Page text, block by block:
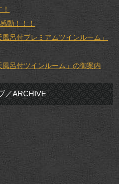
動！！！
呂付プレミアムツインルーム」
呂付ツインルーム」の御案内
／ARCHIVE